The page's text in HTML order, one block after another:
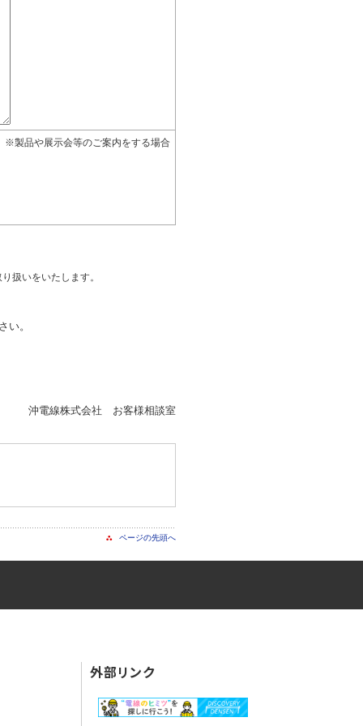
※製品や展示会等のご案内をする場合
扱いをいたします。
い。
沖電線株式会社 お客様相談室
ページの先頭へ
外部リンク